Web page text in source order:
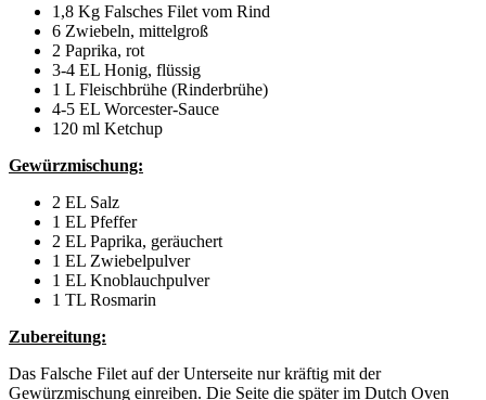
1,8 Kg Falsches Filet vom Rind
6 Zwiebeln, mittelgroß
2 Paprika, rot
3-4 EL Honig, flüssig
1 L Fleischbrühe (Rinderbrühe)
4-5 EL Worcester-Sauce
120 ml Ketchup
Gewürzmischung:
2 EL Salz
1 EL Pfeffer
2 EL Paprika, geräuchert
1 EL Zwiebelpulver
1 EL Knoblauchpulver
1 TL Rosmarin
Zubereitung:
Das Falsche Filet auf der Unterseite nur kräftig mit der
Gewürzmischung einreiben. Die Seite die später im Dutch Oven